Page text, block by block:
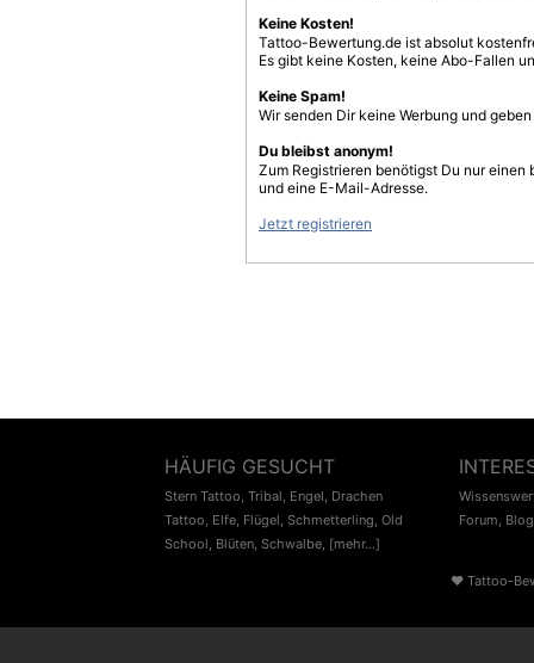
Keine Kosten!
Tattoo-Bewertung.de ist absolut
Es gibt keine Kosten, keine Abo-Fallen
Keine Spam!
Wir senden Dir keine Werbung und
Du bleibst anonym!
Zum Registrieren benötigst Du nur einen
und eine E-Mail-Adresse.
Jetzt registrieren
HÄUFIG GESUCHT
Stern Tattoo, Tribal, Engel, Drachen
Tattoo, Elfe, Flügel, Schmetterling, Old
School, Blüten, Schwalbe, [mehr...]
Forum, Blog
♥ Tattoo-